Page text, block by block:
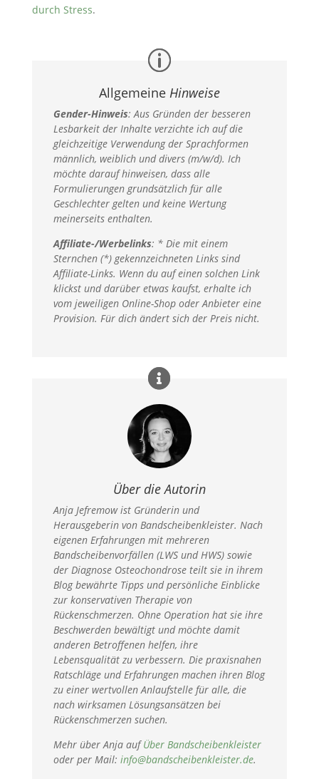
durch Stress.
AllgemeineHinweise
Gender-Hinweis:Aus Gründen der besseren
Lesbarkeit der Inhalte verzichte ich auf die
gleichzeitige Verwendung der Sprachformen
männlich, weiblich und divers (m/w/d). Ich
möchte darauf hinweisen, dass alle
Formulierungen grundsätzlich für alle
Geschlechter gelten und keine Wertung
meinerseits enthalten.
Affiliate-/Werbelinks: * Die mit einem
Sternchen (*) gekennzeichneten Links sind
Affiliate-Links. Wenn du auf einen solchen Link
klickst und darüber etwas kaufst, erhalte ich
vom jeweiligen Online-Shop oder Anbieter eine
Provision. Für dich ändert sich der Preis nicht.​
Über die Autorin
Anja Jefremow ist Gründerin und
Herausgeberin von Bandscheibenkleister. Nach
eigenen Erfahrungen mit mehreren
Bandscheibenvorfällen (LWS und HWS) sowie
der Diagnose Osteochondrose teilt sie in ihrem
Blog bewährte Tipps und persönliche Einblicke
zur konservativen Therapie von
Rückenschmerzen. Ohne Operation hat sie ihre
Beschwerden bewältigt und möchte damit
anderen Betroffenen helfen, ihre
Lebensqualität zu verbessern. Die praxisnahen
Ratschläge und Erfahrungen machen ihren Blog
zu einer wertvollen Anlaufstelle für alle, die
nach wirksamen Lösungsansätzen bei
Rückenschmerzen suchen.
Mehr über Anja aufÜber Bandscheibenkleister
oder per Mail: info@bandscheibenkleister.de.